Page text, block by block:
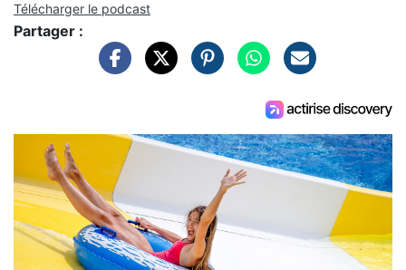
Télécharger le podcast
Partager :